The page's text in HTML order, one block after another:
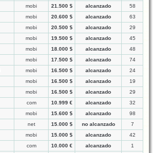
mobi 21.500 $ alcanzado
58
mobi 20.600 $ alcanzado
63
mobi 20.500 $ alcanzado
29
mobi 19.500 $ alcanzado
45
mobi 18.000 $ alcanzado
48
mobi 17.500 $ alcanzado
74
mobi 16.500 $ alcanzado
24
mobi 16.500 $ alcanzado
19
mobi 16.500 $ alcanzado
29
com 10.999 € alcanzado
32
mobi 15.600 $ alcanzado
98
net 15.000 $ no alcanzado
7
mobi 15.000 $ alcanzado
42
com 10.000 € alcanzado
1